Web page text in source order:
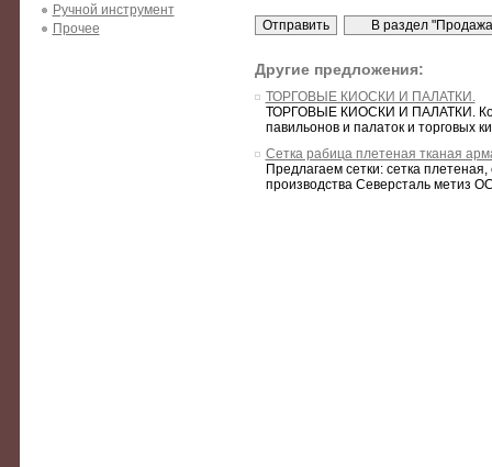
Ручной инструмент
Прочее
Другие предложения:
ТОРГОВЫЕ КИОСКИ И ПАЛАТКИ.
ТОРГОВЫЕ КИОСКИ И ПАЛАТКИ.
павильонов и палаток и торговых
Сетка рабица плетеная тканая
Предлагаем сетки: сетка
производства Северсталь метиз